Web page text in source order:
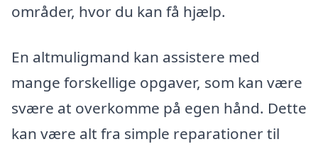
områder, hvor du kan få hjælp.
En altmuligmand kan assistere med
mange forskellige opgaver, som kan være
svære at overkomme på egen hånd. Dette
kan være alt fra simple reparationer til